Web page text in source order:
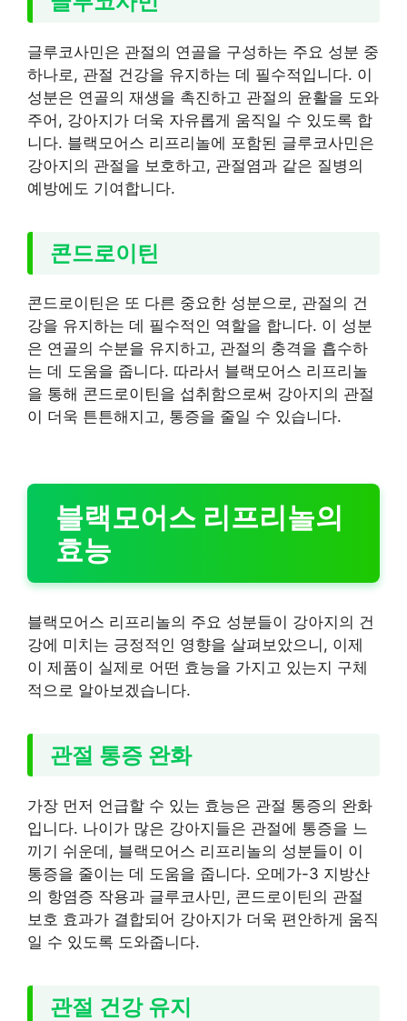
글루코사민은 관절의 연골을 구성하는 주요 성분 중
하나로, 관절 건강을 유지하는 데 필수적입니다. 이
성분은 연골의 재생을 촉진하고 관절의 윤활을 도와
주어, 강아지가 더욱 자유롭게 움직일 수 있도록 합
니다. 블랙모어스 리프리놀에 포함된 글루코사민은
강아지의 관절을 보호하고, 관절염과 같은 질병의
예방에도 기여합니다.
콘드로이틴
콘드로이틴은 또 다른 중요한 성분으로, 관절의 건
강을 유지하는 데 필수적인 역할을 합니다. 이 성분
은 연골의 수분을 유지하고, 관절의 충격을 흡수하
는 데 도움을 줍니다. 따라서 블랙모어스 리프리놀
을 통해 콘드로이틴을 섭취함으로써 강아지의 관절
이 더욱 튼튼해지고, 통증을 줄일 수 있습니다.
블랙모어스 리프리놀의
효능
블랙모어스 리프리놀의 주요 성분들이 강아지의 건
강에 미치는 긍정적인 영향을 살펴보았으니, 이제
이 제품이 실제로 어떤 효능을 가지고 있는지 구체
적으로 알아보겠습니다.
관절 통증 완화
가장 먼저 언급할 수 있는 효능은 관절 통증의 완화
입니다. 나이가 많은 강아지들은 관절에 통증을 느
끼기 쉬운데, 블랙모어스 리프리놀의 성분들이 이
통증을 줄이는 데 도움을 줍니다. 오메가-3 지방산
의 항염증 작용과 글루코사민, 콘드로이틴의 관절
보호 효과가 결합되어 강아지가 더욱 편안하게 움직
일 수 있도록 도와줍니다.
관절 건강 유지